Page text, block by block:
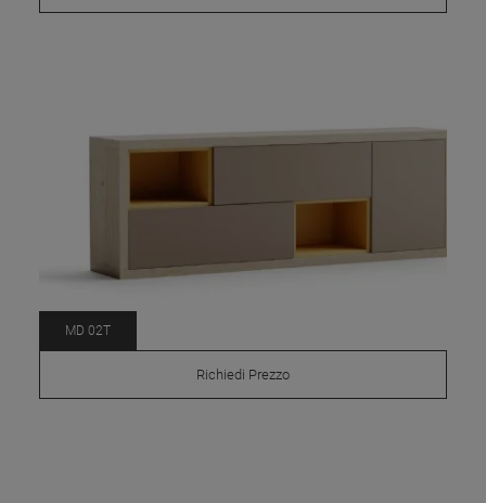
MD 02T
Richiedi Prezzo